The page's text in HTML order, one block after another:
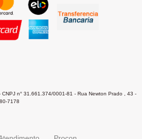
n° 31.661.374/0001-81 - Rua Newton Prado , 43 -
7178